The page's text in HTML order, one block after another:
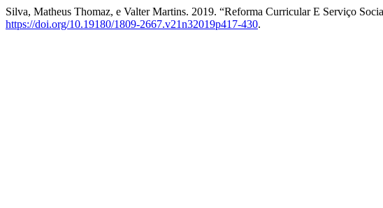
Silva, Matheus Thomaz, e Valter Martins. 2019. “Reforma Curricular E Serviço
https://doi.org/10.19180/1809-2667.v21n32019p417-430.